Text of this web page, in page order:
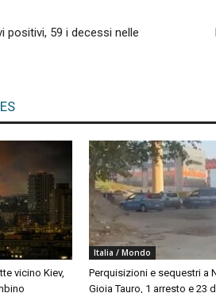
positivi, 59 i decessi nelle
vicino Kiev,
Italia / Mondo
Perquisizioni e sequestri a
Gioia Tauro, 1 arresto e 23